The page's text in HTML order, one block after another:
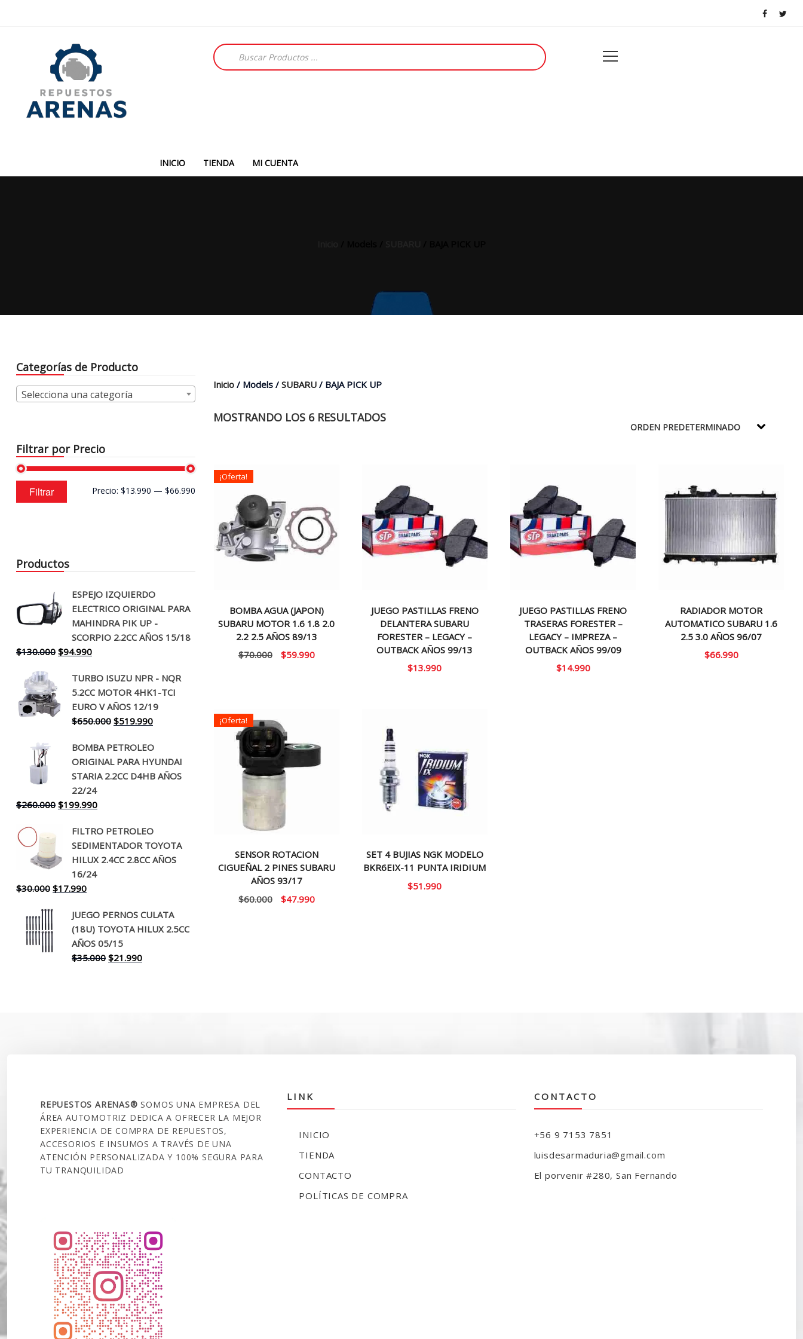
Búsqueda
de
productos
INICIO TIENDA MI CUENTA
Categorías de Producto
Selecciona una categoría
Filtrar por Precio
Precio
mínimo
Precio
máximo
Filtrar Precio: $13.990 — $66.990
Productos
ESPEJO IZQUIERDO
ELECTRICO ORIGINAL PARA
MAHINDRA PIK UP -
SCORPIO 2.2CC AÑOS 15/18
$130.000 El
original
era:
$130.000.
$94.990El
actual
es:
$94.990.
TURBO ISUZU NPR - NQR
5.2CC MOTOR 4HK1-TCI
EURO V AÑOS 12/19
$650.000 El
original
era:
$650.000.
$519.990El
actual
es:
$519.990.
BOMBA PETROLEO
ORIGINAL PARA HYUNDAI
STARIA 2.2CC D4HB AÑOS
22/24
$260.000 El
original
era:
$260.000.
$199.990El
actual
es:
$199.990.
FILTRO PETROLEO
SEDIMENTADOR TOYOTA
HILUX 2.4CC 2.8CC AÑOS
16/24
$30.000 El
original
era:
$30.000.
$17.990El
actual
es:
$17.990.
JUEGO PERNOS CULATA
(18U) TOYOTA HILUX 2.5CC
AÑOS 05/15
$35.000 El
$21.990El
Inicio / Models / SUBARU / BAJA PICK UP
MOSTRANDO LOS 6 RESULTADOS
¡Oferta!
BOMBA AGUA (JAPON)
SUBARU MOTOR 1.6 1.8 2.0
2.2 2.5 AÑOS 89/13
$70.000
El
$59.990El
JUEGO PASTILLAS FRENO
DELANTERA SUBARU
FORESTER – LEGACY –
OUTBACK AÑOS 99/13
$13.990
JUEGO PASTILLAS FRENO
TRASERAS FORESTER –
LEGACY – IMPREZA –
OUTBACK AÑOS 99/09
$14.990
RADIADOR MOTOR
AUTOMATICO SUBARU 1.6
2.5 3.0 AÑOS 96/07
$66.990
¡Oferta!
SENSOR ROTACION
CIGUEÑAL 2 PINES SUBARU
AÑOS 93/17
$60.000
El
$47.990El
SET 4 BUJIAS NGK MODELO
BKR6EIX-11 PUNTA IRIDIUM
$51.990
REPUESTOS ARENAS®SOMOS UNA EMPRESA DEL
ÁREA AUTOMOTRIZ DEDICA A OFRECER LA MEJOR
EXPERIENCIA DE COMPRA DE REPUESTOS,
ACCESORIOS E INSUMOS A TRAVÉS DE UNA
ATENCIÓN PERSONALIZADA Y 100% SEGURA PARA
TU TRANQUILIDAD
LINK
INICIO
TIENDA
CONTACTO
POLÍTICAS DE COMPRA
CONTACTO
+56 9 7153 7851
luisdesarmaduria@gmail.com
El porvenir #280, San Fernando